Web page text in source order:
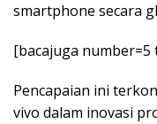
smartphone secara
[bacajuga number=5
Pencapaian ini
vivo dalam inovasi